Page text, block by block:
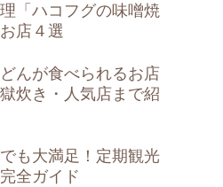
「ハコフグの味噌焼
店４選
んが食べられるお店
炊き・人気店まで紹
も大満足！定期観光
全ガイド